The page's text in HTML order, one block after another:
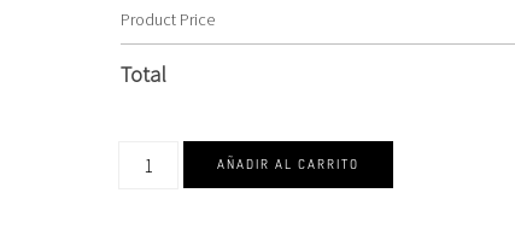
Product Price
Total
AÑADIR AL CARRITO